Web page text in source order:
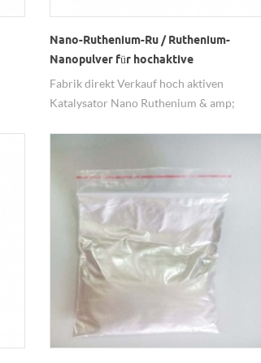
Nano-Ruthenium-Ru / Ruthenium-
Nanopulver für hochaktive
Katalysatoren
Fabrik direkt Verkauf hoch aktiven
Katalysator Nano Ruthenium & amp;